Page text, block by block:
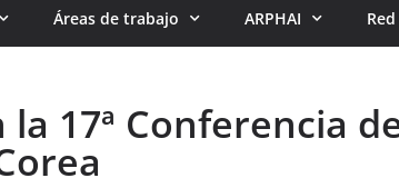
Áreas de trabajo ARPHAI
la 17ª Conferencia